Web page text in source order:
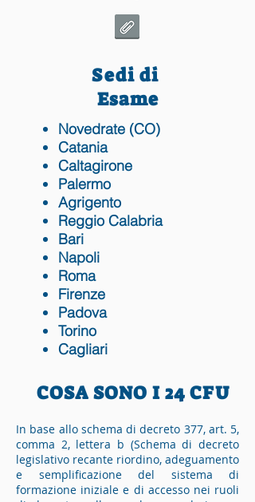
Sedi di
Esame
Novedrate (CO)
Catania
Caltagirone
Palermo
Agrigento
Reggio Calabria
Bari
Napoli
Roma
Firenze
Padova
Torino
Cagliari
COSA SONO I 24 CFU
In base allo schema di decreto 377, art. 5,
comma 2, lettera b (Schema di decreto
legislativo recante riordino, adeguamento
e semplificazione del sistema di
formazione iniziale e di accesso nei ruoli